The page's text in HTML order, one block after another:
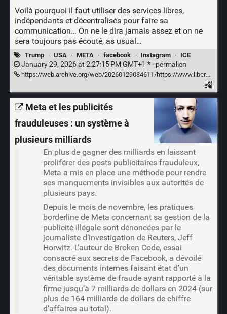
Voilà pourquoi il faut utiliser des services libres,
indépendants et décentralisés pour faire sa
communication… On ne le dira jamais assez et on ne
sera toujours pas écouté, as usual…
Trump · USA · META · facebook · Instagram · ICE
January 29, 2026 at 2:27:15 PM GMT+1 * · permalien
https://web.archive.org/web/20260129084611/https://www.liberation.fr/economie/economie-numerique/meta-censure-sur-ses-reseaux-instagram-et-facebook-des-publications-contre-la-police-de-limmigration-americaine-20260128_NUBJOYP5LZBU7BWVPLXK65XLYQ/
Meta et les publicités
frauduleuses : un système à
plusieurs milliards
En plus de gagner des milliards en laissant
proliférer des posts publicitaires frauduleux,
Meta a mis en place une méthode pour rendre
ses manquements invisibles aux autorités de
plusieurs pays.
Depuis le mois de novembre, les pratiques
borderline de Meta concernant sa gestion de la
publicité illégale sont dénoncées par le
journaliste d’investigation de Reuters, Jeff
Horwitz. L’auteur de Broken Code, essai
consacré aux secrets de Facebook, a dévoilé
des documents internes faisant état d’un
véritable système de fraude ayant rapporté à la
firme jusqu’à 7 milliards de dollars en 2024 (sur
plus de 164 milliards de dollars de chiffre
d’affaires au total).